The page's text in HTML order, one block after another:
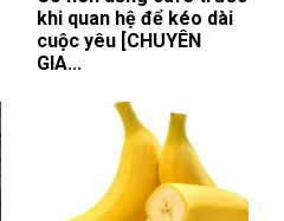
khi quan hệ để kéo dài
cuộc yêu [CHUYÊN
GIA...